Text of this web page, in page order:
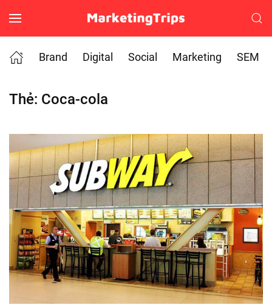
Skip to main content
Brand
Digital Social Marketing SEM
Thẻ: Coca-cola